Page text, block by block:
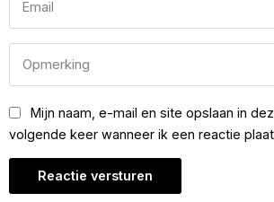
Mijn naam, e-mail en site opslaan in
volgende keer wanneer ik een reactie